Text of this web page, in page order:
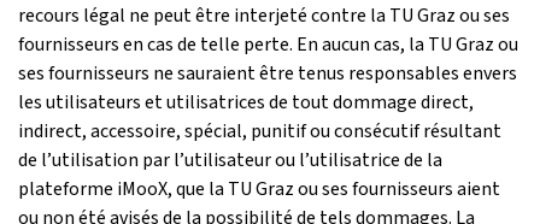
recours légal ne peut être interjeté contre la TU Graz ou ses
fournisseurs en cas de telle perte. En aucun cas, la TU Graz ou
ses fournisseurs ne sauraient être tenus responsables envers
les utilisateurs et utilisatrices de tout dommage direct,
indirect, accessoire, spécial, punitif ou consécutif résultant
de l’utilisation par l’utilisateur ou l’utilisatrice de la
plateforme iMooX, que la TU Graz ou ses fournisseurs aient
ou non été avisés de la possibilité de tels dommages. La